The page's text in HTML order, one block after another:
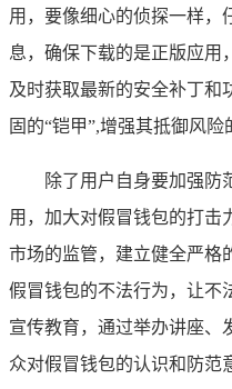
用，要像细心的侦探一样，
息，确保下载的是正版应用
及时获取最新的安全补丁和
固的“铠甲”,增强其抵御风险
除了用户自身要加强防
用，加大对假冒钱包的打击
市场的监管，建立健全严格
假冒钱包的不法行为，让不
宣传教育，通过举办讲座、
众对假冒钱包的认识和防范